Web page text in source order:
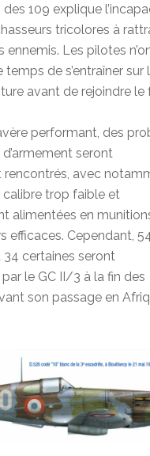
109 explique
tricolores à
ennemis. Les pilotes
de s’entraîner sur
avant de rejoindre le
performant, des
seront
rencontrés, avec
calibre trop faible et
alimentées en
efficaces. Cependant,
certaines seront
le GC II/3 à la fin des
son passage en